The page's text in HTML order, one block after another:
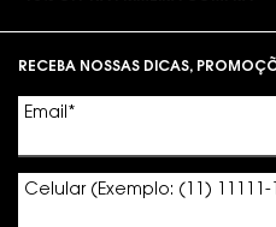
RECEBA NOSSAS DICAS,
Email *
Celular (Exemplo: (11) 11111-